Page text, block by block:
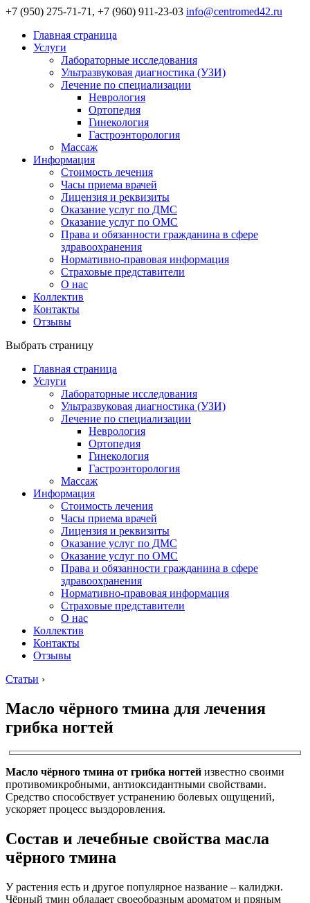
+7 (950) 275-71-71, +7 (960) 911-23-03 info@centromed42.ru
Главная страница
Услуги
Лабораторные исследования
Ультразвуковая диагностика (УЗИ)
Лечение по специализации
Неврология
Ортопедия
Гинекология
Гастроэнторология
Массаж
Информация
Стоимость лечения
Часы приема врачей
Лицензия и реквизиты
Оказание услуг по ДМС
Оказание услуг по ОМС
Права и обязанности гражданина в сфере
здравоохранения
Нормативно-правовая информация
Страховые представители
О нас
Коллектив
Контакты
Отзывы
Выбрать страницу
Главная страница
Услуги
Лабораторные исследования
Ультразвуковая диагностика (УЗИ)
Лечение по специализации
Неврология
Ортопедия
Гинекология
Гастроэнторология
Массаж
Информация
Стоимость лечения
Часы приема врачей
Лицензия и реквизиты
Оказание услуг по ДМС
Оказание услуг по ОМС
Права и обязанности гражданина в сфере
здравоохранения
Нормативно-правовая информация
Страховые представители
О нас
Коллектив
Контакты
Отзывы
Статьи ›
Масло чёрного тмина для лечения
грибка ногтей
Масло чёрного тмина от грибка ногтей известно своими
противомикробными, антиоксидантными свойствами.
Средство способствует устранению болевых ощущений,
ускоряет процесс выздоровления.
Состав и лечебные свойства масла
чёрного тмина
У растения есть и другое популярное название – калиджи.
Чёрный тмин обладает своеобразным ароматом и пряным